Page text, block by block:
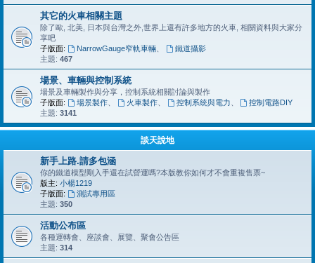
其它的火車相關主題
除了歐, 北美, 日本與台灣之外,世界上還有許多地方的火車, 相關資料與大家分
享吧
子版面:
NarrowGauge窄軌車輛、
鐵道攝影
主題: 467
場景、車輛與控制系統
場景及車輛製作與分享，控制系統相關討論與製作
子版面:
場景製作、 火車製作、 控制系統與電力
控制電路DIY
主題: 3141
談天說地
新手上路.請多包涵
你的鐵道模型剛入手還在試營運嗎?本版教你如何才不會重複售票~
版主: 小楊1219
子版面:
測試專用區
主題: 350
活動公布區
各種運轉會、座談會、展覽、聚會公告區
主題: 314